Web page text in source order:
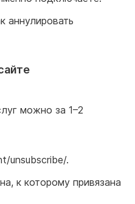
аннулировать
можно за 1–2
unsubscribe/.
к которому привязана